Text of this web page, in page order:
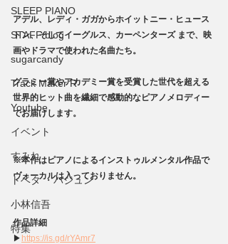
SLEEP PIANO
STAFF blog
sugarcandy
Track Maker R
Youtube
イベント
すみれ
トベタ ・バジュン
小林信吾
特集
アデル、レディ・ガガからホイットニー・ヒュース
トン、そしてイーグルス、カーペンターズ まで、映
画やドラマで使われた名曲たち。
グラミー賞やアカデミー賞を受賞した世代を超える
世界的ヒット曲を繊細で感動的なピアノメロディー
でお届けします。
※本作はピアノによるインストゥルメンタル作品で
ヴォーカルは入っておりません。
作品詳細
▶ https://is.gd/rYAmr7